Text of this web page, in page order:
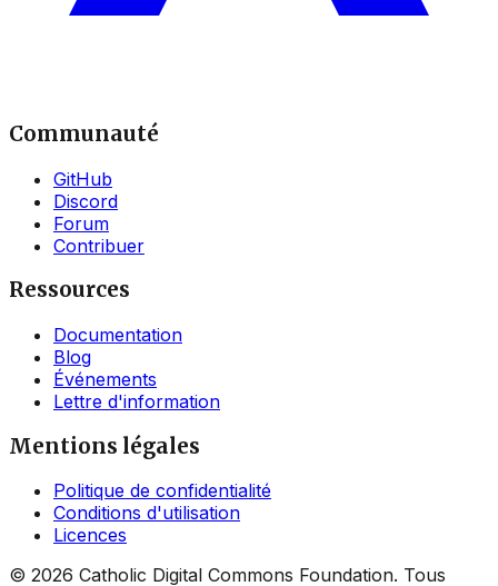
Communauté
GitHub
Discord
Forum
Contribuer
Ressources
Documentation
Blog
Événements
Lettre d'information
Mentions légales
Politique de confidentialité
Conditions d'utilisation
Licences
© 2026 Catholic Digital Commons Foundation. Tous